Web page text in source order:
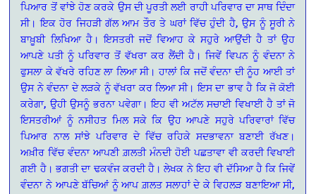
ਪਿਆਰ ਤੋਂ ਵਾਂਝੇ ਹੋਣ ਕਰਕੇ ਉਸ ਦੀ ਪੂਰਤੀ ਲਈ ਰਾਹੀ ਪਰਿਵਾਰ ਦਾ ਸਾਥ ਦਿੰਦਾ
ਸੀ। ਇਕ ਹੋਰ ਜਿਹੜੀ ਗੱਲ ਆਮ ਤੌਰ ਤੇ ਘਰਾਂ ਵਿੱਚ ਹੁੰਦੀ ਹੈ, ਉਸ ਨੂੰ ਸੂਰੀ ਨੇ
ਬਾਖ਼ੂਬੀ ਲਿਖਿਆ ਹੈ। ਇਸਤਰੀ ਜਦੋਂ ਵਿਆਹ ਕੇ ਸਹੁਰੇ ਆਉਂਦੀ ਹੈ ਤਾਂ ਉਹ
ਆਪਣੇ ਪਤੀ ਨੂੰ ਪਰਿਵਾਰ ਤੋਂ ਵੱਖਰਾ ਕਰ ਲੈਂਦੀ ਹੈ। ਜਿਵੇਂ ਵਿਪਨ ਨੂੰ ਵੰਦਨਾ ਨੇ
ਫੁਸਲਾ ਕੇ ਵੱਖਰੇ ਰਹਿਣ ਲਾ ਲਿਆ ਸੀ। ਹਾਲਾਂ ਕਿ ਜਦੋਂ ਵੰਦਨਾ ਦੀ ਨੂੰਹ ਆਈ ਤਾਂ
ਉਸ ਨੇ ਵੰਦਨਾ ਦੇ ਲੜਕੇ ਨੂੰ ਵੱਖਰਾ ਕਰ ਲਿਆ ਸੀ। ਇਸ ਦਾ ਭਾਵ ਹੈ ਕਿ ਜੋ ਕੋਈ
ਕਰੇਗਾ, ਉਹੀ ਉਸਨੂੰ ਭਰਨਾ ਪਵੇਗਾ। ਇਹ ਵੀ ਅਟੱਲ ਸਚਾਈ ਵਿਖਾਈ ਹੈ ਤਾਂ ਜੋ
ਇਸਤਰੀਆਂ ਨੂੰ ਨਸੀਹਤ ਮਿਲ ਸਕੇ ਕਿ ਉਹ ਆਪਣੇ ਸਹੁਰੇ ਪਰਿਵਾਰਾਂ ਵਿੱਚ
ਪਿਆਰ ਨਾਲ ਸਾਂਝੇ ਪਰਿਵਾਰ ਦੇ ਵਿੱਚ ਰਹਿਕੇ ਸਦਭਾਵਨਾ ਬਣਾਈ ਰੱਖਣ।
ਅਖ਼ੀਰ ਵਿੱਚ ਵੰਦਨਾ ਆਪਣੀ ਗ਼ਲਤੀ ਮੰਨਦੀ ਹੋਈ ਪਛਤਾਵਾ ਵੀ ਕਰਦੀ ਵਿਖਾਈ
ਗਈ ਹੈ। ਭਗਤੀ ਦਾ ਢਕਵੰਜ ਕਰਦੀ ਹੈ। ਲੇਖਕ ਨੇ ਇਹ ਵੀ ਦੱਸਿਆ ਹੈ ਕਿ ਜਿਵੇਂ
ਵੰਦਨਾ ਨੇ ਆਪਣੇ ਬੱਚਿਆਂ ਨੂੰ ਆਪ ਗ਼ਲਤ ਸਲਾਹਾਂ ਦੇ ਕੇ ਵਿਹਲੜ ਬਣਾਇਆ ਸੀ,